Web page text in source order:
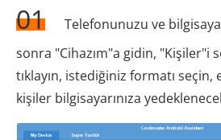
01
Telefonunuzu ve
sonra "Cihazım"a gidin, "Kişiler"i
tıklayın, istediğiniz formatı
kişiler bilgisayarınıza